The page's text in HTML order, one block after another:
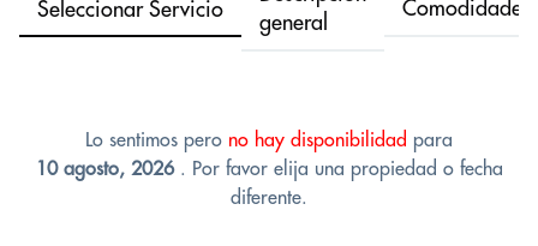
Seleccionar Servicio
general
Comodidades
Lo sentimos pero no hay disponibilidad para
10 agosto, 2026. Por favor elija una propiedad o fecha
diferente.